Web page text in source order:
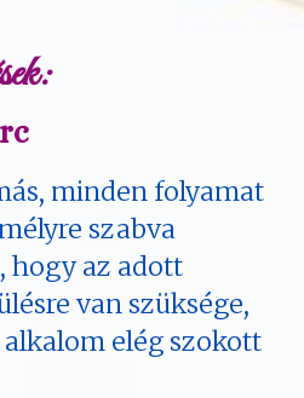
minden folyamat
szabva
hogy az adott
van szüksége,
elég szokott